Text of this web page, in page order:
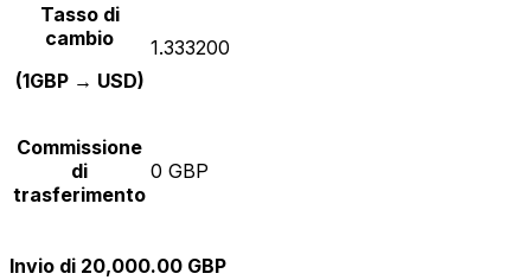
Tasso di
cambio
(1GBP → USD)
1.333200
Commissione
di
trasferimento
0 GBP
Invio di 20,000.00 GBP